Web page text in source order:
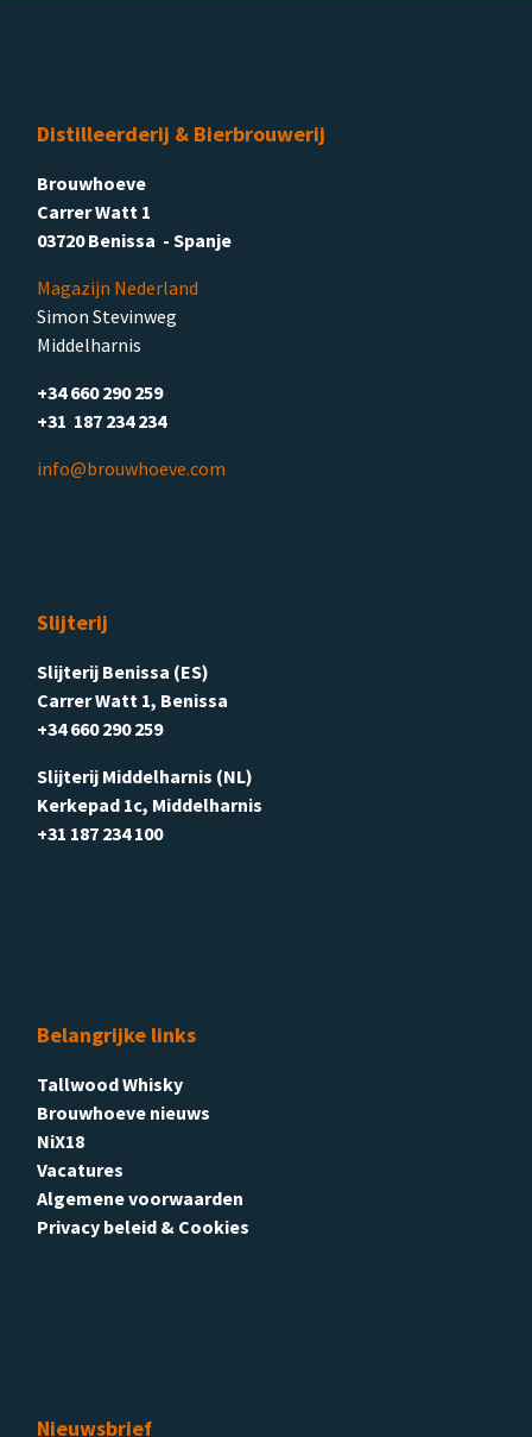
Distilleerderij & Bierbrouwerij
Brouwhoeve
Carrer Watt 1
03720 Benissa - Spanje
Magazijn Nederland
Simon Stevinweg
Middelharnis
+34 660 290 259
+31 187 234 234
info@brouwhoeve.com
Slijterij
Slijterij Benissa (ES)
Carrer Watt 1, Benissa
+34 660 290 259
Slijterij Middelharnis (NL)
Kerkepad 1c, Middelharnis
+31 187 234 100
Belangrijke links
Tallwood Whisky
Brouwhoeve nieuws
NiX18
Vacatures
Algemene voorwaarden
Privacy beleid & Cookies
Nieuwsbrief